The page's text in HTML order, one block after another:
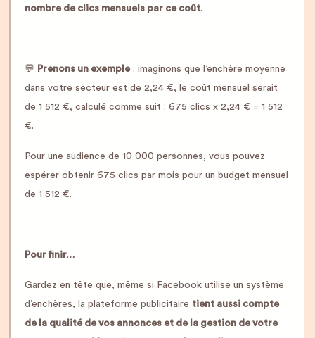
nombre de clics mensuels par ce coût.
💬 Prenons un exemple: imaginons que l’enchère moyenne
dans votre secteur est de 2,24 €, le coût mensuel serait
de 1 512 €, calculé comme suit : 675 clics x 2,24 € = 1 512
€.
Pour une audience de 10 000 personnes, vous pouvez
espérer obtenir 675 clics par mois pour un budget mensuel
de 1 512 €.
Pour finir…
Gardez en tête que, même si Facebook utilise un système
d’enchères, la plateforme publicitaire tient aussi compte
de la qualité de vos annonces et de la gestion de votre